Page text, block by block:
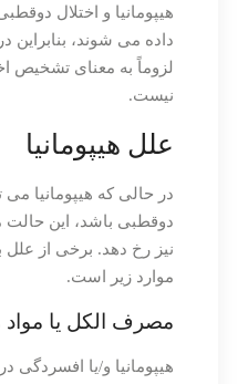
هیپومانیا و اختلال
داده می شوند، بنابراین
لزوماً به معنای تشخیص
نیست.
علل هیپومانیا
در حالی که هیپومانیا می
دوقطبی باشد، این حالت
نیز رخ دهد. برخی از علل
موارد زیر است.
مصرف الکل یا مواد